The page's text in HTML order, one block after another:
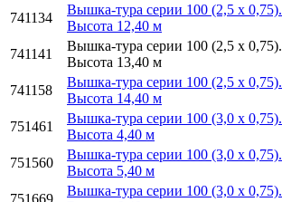
741134
Вышка-тура серии 100 (2,5 х 0,75).
Высота 12,40 м
741141
Вышка-тура серии 100 (2,5 х 0,75).
Высота 13,40 м
741158
Вышка-тура серии 100 (2,5 х 0,75).
Высота 14,40 м
751461
Вышка-тура серии 100 (3,0 х 0,75).
Высота 4,40 м
751560
Вышка-тура серии 100 (3,0 х 0,75).
Высота 5,40 м
751669
Вышка-тура серии 100 (3,0 х 0,75).